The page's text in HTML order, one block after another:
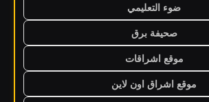
ضوء التعليمي
صحيفة برق
موقع اشراقات
موقع اشراق اون لاين